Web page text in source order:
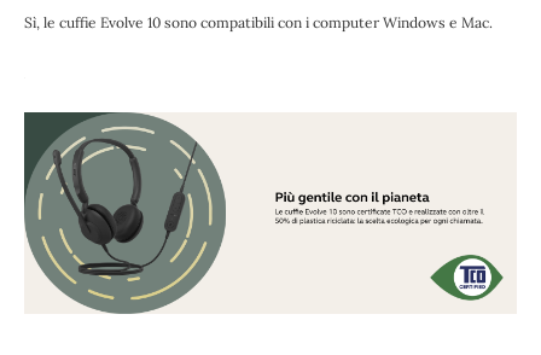
Sì, le cuffie Evolve 10 sono compatibili con i computer Windows e Mac.